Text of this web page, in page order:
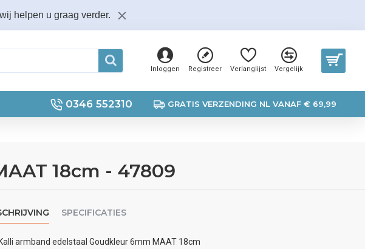
helpen u graag verder.
Inloggen Registreer Verlanglijst Vergelijk
0346 552310 GRATIS VERZENDING NL VANAF € 69,99
18cm - 47809
SPECIFICATIES
armband edelstaal Goudkleur 6mm MAAT 18cm